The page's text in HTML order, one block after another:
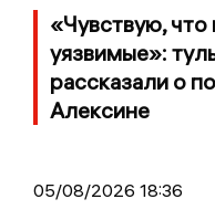
«Чувствую,
уязвимые»:
рассказали о
Алексине
05/08/2026 18:36